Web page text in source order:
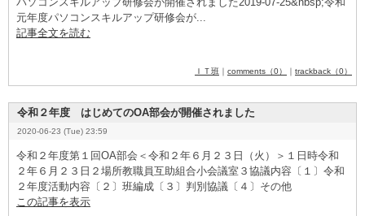
元年度パソコンスキルアップ研修会が...
記事全文を読む
ＩＴ班 ｜ comments（0） ｜ trackback（0）
令和２年度 はじめてのOA部会が開催されました
2020-06-23 (Tue) 23:59
令和２年度第１回O­A­部会＜令和２年６月２３日（火）＞​１日時令和
２年６月２３日２場所教職員互助組合小会議室３協議内容〔１〕令和
２年度活動内容〔２〕班編成〔３〕判別協議〔４〕その他
この記事を表示